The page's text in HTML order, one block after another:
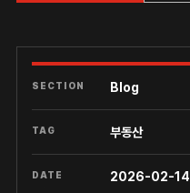
SECTION Blog
TAG 부동산
DATE 2026-02-14